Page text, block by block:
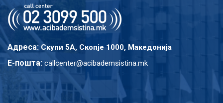
Адреса: Скупи 5A, Скопје 1000, Македонија
E-пошта: callcenter@acibademsistina.mk